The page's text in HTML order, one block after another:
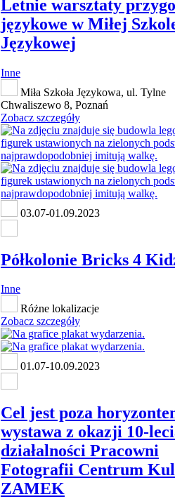
Letnie warsztaty
językowe w Miłej
Językowej
Inne
Miła Szkoła Językowa, ul. Tylne
Chwaliszewo 8, Poznań
Zobacz szczegóły
03.07-01.09.2023
Półkolonie Bricks 4
Inne
Różne lokalizacje
Zobacz szczegóły
01.07-10.09.2023
Cel jest poza
wystawa z okazji 10-
działalności Pracowni
Fotografii Centrum
ZAMEK